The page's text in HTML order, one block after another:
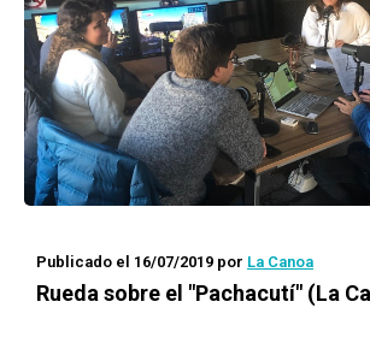
Publicado el 16/07/2019 por La Canoa
Rueda sobre el "Pachacutí" (La